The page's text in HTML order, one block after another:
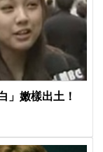
」嫩樣出土！